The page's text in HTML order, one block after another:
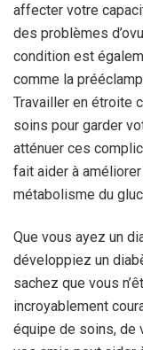
affecter votre
des problèmes
condition est
comme la
Travailler en étroite
soins pour garder
atténuer ces
fait aider à
métabolisme du
Que vous ayez un
développiez un
sachez que vous
incroyablement
équipe de soins, de